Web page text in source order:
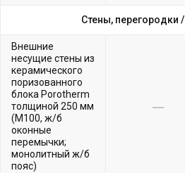
Стены, перегородки /
Внешние
несущие стены из
керамического
поризованного
блока Porotherm
толщиной 250 мм
(М100, ж/б
оконные
перемычки;
монолитный ж/б
пояс)